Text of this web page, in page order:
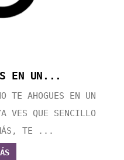
EN UN...
TE AHOGUES EN UN
VES QUE SENCILLO
TE ...